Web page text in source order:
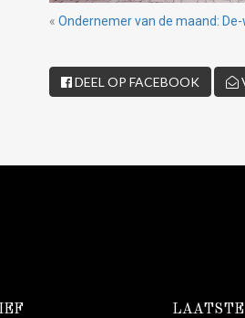
« Ondernemer van de maand: De-
DEEL OP FACEBOOK